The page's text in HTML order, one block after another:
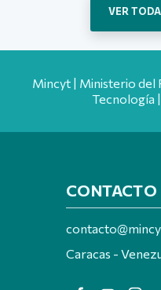
VER
Mincyt | Ministerio del
Tecnología
CONTACTO
Caracas -